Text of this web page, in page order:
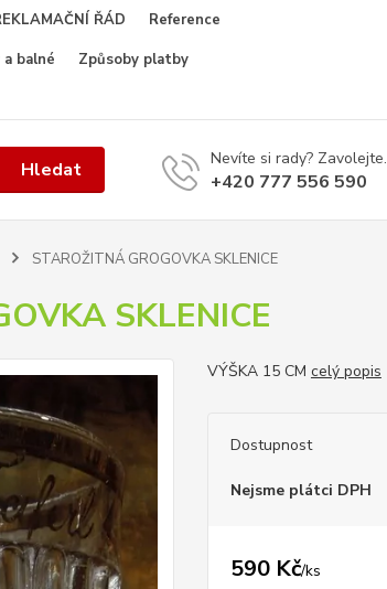
ŘÁD
Reference
balné
Způsoby platby
Hledat Nevíte si rady? Zavolejte.
+420 777 556 590
STAROŽITNÁ GROGOVKA SKLENICE
SKLENICE
VÝŠKA 15 CM celý popis
Dostupnost
Nejsme plátci DPH
590 Kč/ks